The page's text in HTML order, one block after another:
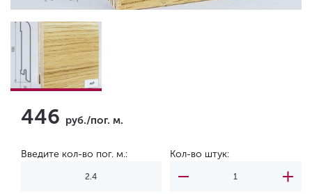
446 руб./пог. м.
Введите кол-во пог. м.: Кол-во штук: